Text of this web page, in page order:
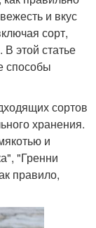
и вкус
сорт,
этой статье
способы
сортов
хранения.
и
"Гренни
правило,